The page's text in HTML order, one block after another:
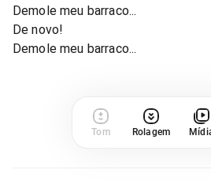
Demole meu barraco...
De novo!
Demole meu barraco...
Tom Rolagem